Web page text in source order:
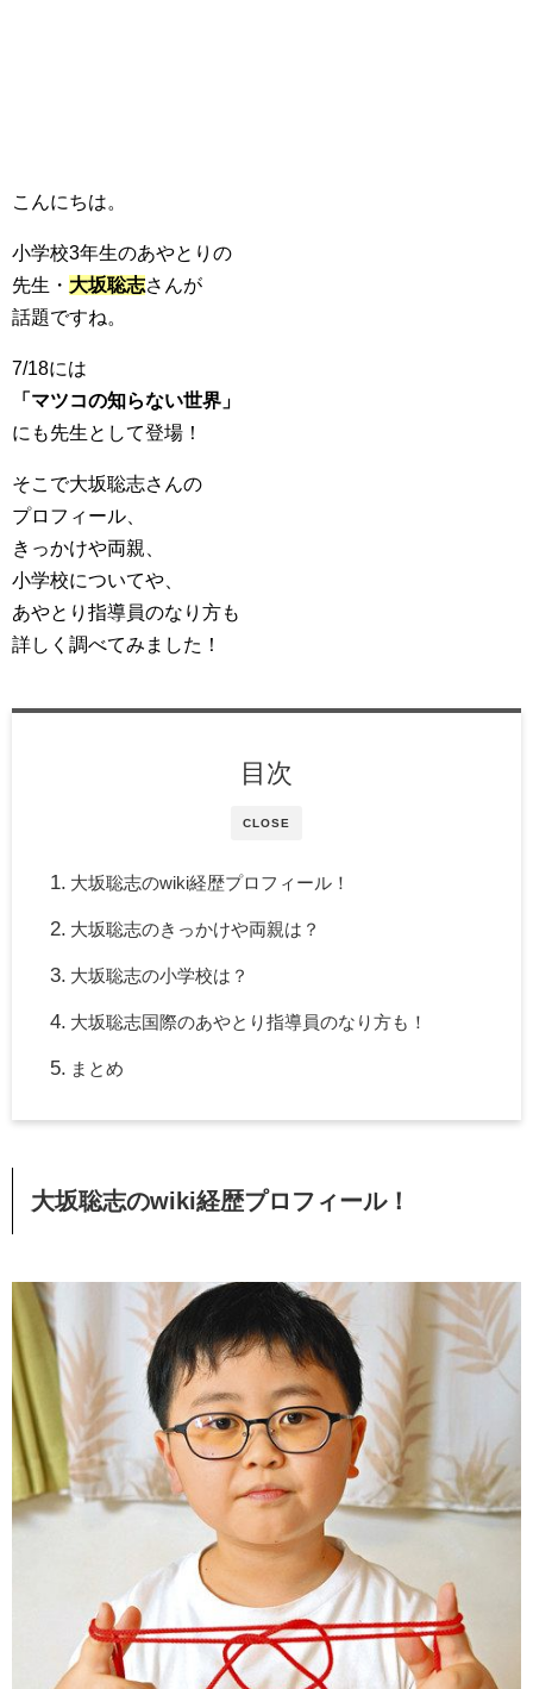
こんにちは。
小学校3年生のあやとりの
先生・ 大坂聡志さんが
話題ですね。
7/18には
「マツコの知らない世界」
にも先生として登場！
そこで大坂聡志さんの
プロフィール、
きっかけや両親、
小学校についてや、
あやとり指導員のなり方も
詳しく調べてみました！
CLOSE
目次
大坂聡志のwiki経歴プロフィール！
大坂聡志のきっかけや両親は？
大坂聡志の小学校は？
大坂聡志国際のあやとり指導員のなり方も！
まとめ
大坂聡志のwiki経歴プロフィール！